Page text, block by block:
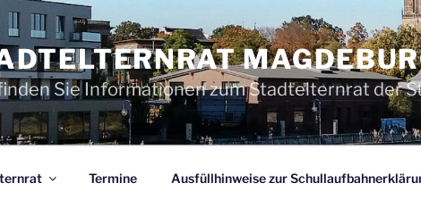
Sie Informationen zum Stadtelternrat der
Termine Ausfüllhinweise zur